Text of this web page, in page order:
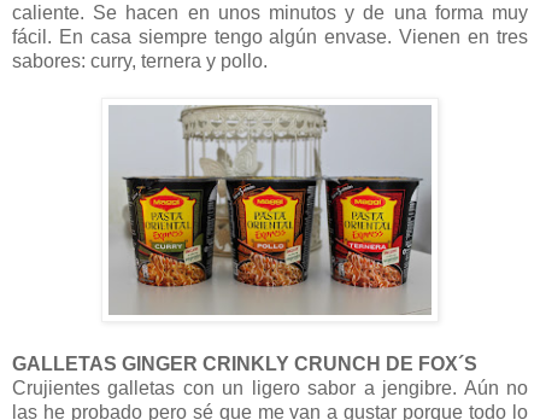
caliente. Se hacen en unos minutos y de una forma muy
fácil. En casa siempre tengo algún envase. Vienen en tres
sabores: curry, ternera y pollo.
GALLETAS GINGER CRINKLY CRUNCH DE FOX´S
Crujientes galletas con un ligero sabor a jengibre. Aún no
las he probado pero sé que me van a gustar porque todo lo